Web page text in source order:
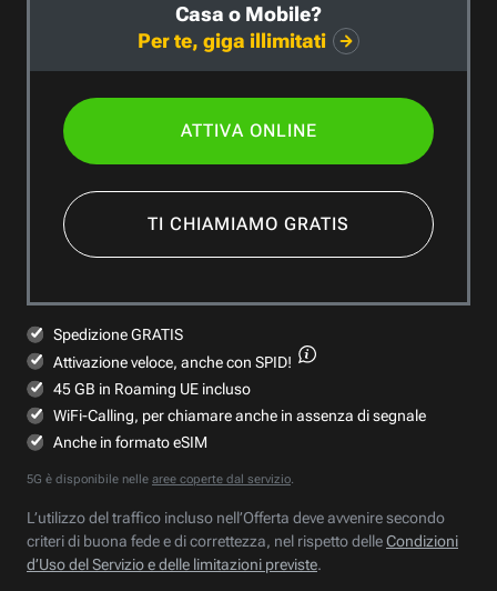
Casa o Mobile?
Per te, giga illimitati
ATTIVA ONLINE
TI CHIAMIAMO GRATIS
Spedizione GRATIS
Attivazione veloce, anche con SPID!
45 GB in Roaming UE incluso
WiFi-Calling, per chiamare anche in assenza di segnale
Anche in formato eSIM
5G è disponibile nelle aree coperte dal servizio.
L’utilizzo del traffico incluso nell’Offerta deve avvenire secondo
criteri di buona fede e di correttezza, nel rispetto delleCondizioni
d’Uso del Servizio e delle limitazioni previste.